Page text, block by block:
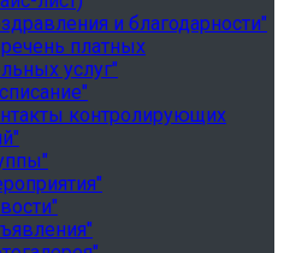
и благодарности"
платных
услуг"
контролирующих